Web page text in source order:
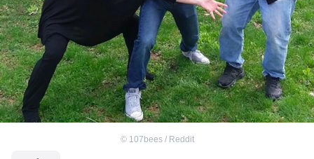
© 107bees / Reddit